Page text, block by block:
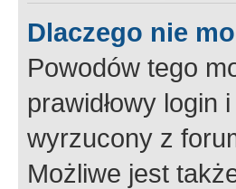
Dlaczego nie
Powodów tego
prawidłowy login
wyrzucony z
Możliwe jest